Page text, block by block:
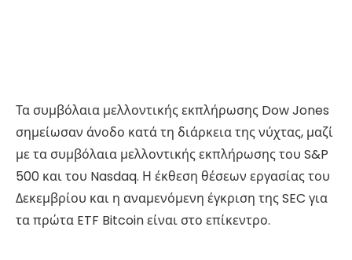
Τα συμβόλαια μελλοντικής εκπλήρωσης Dow Jones
σημείωσαν άνοδο κατά τη διάρκεια της νύχτας, μαζί
με τα συμβόλαια μελλοντικής εκπλήρωσης του S&P
500 και του Nasdaq. Η έκθεση θέσεων εργασίας του
Δεκεμβρίου και η αναμενόμενη έγκριση της SEC για
τα πρώτα ETF Bitcoin είναι στο επίκεντρο.